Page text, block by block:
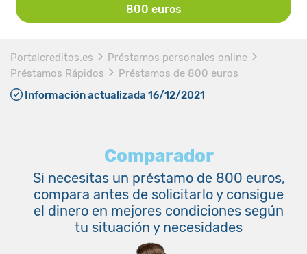
800 euros
Portalcreditos.es
Préstamos personales online
Préstamos Rápidos
Préstamos de 800 euros
Información actualizada 16/12/2021
Comparador
Si necesitas un préstamo de 800 euros,
compara antes de solicitarlo y consigue
el dinero en mejores condiciones según
tu situación y necesidades